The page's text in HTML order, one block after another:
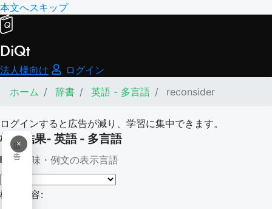
本文へスキップ
DiQt
法人様向け
ログイン
ホーム
辞書 英語 - 多言語 reconsider
ログインすると広告が減り、学習に集中できます。
×
広
告
検索結果- 英語 - 多言語
意味・例文の表示言語
検索内容: